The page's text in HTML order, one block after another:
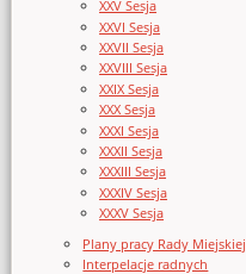
XXV Sesja
XXVI Sesja
XXVII Sesja
XXVIII Sesja
XXIX Sesja
XXX Sesja
XXXI Sesja
XXXII Sesja
XXXIII Sesja
XXXIV Sesja
XXXV Sesja
Plany pracy Rady Miejskiej
Interpelacje radnych